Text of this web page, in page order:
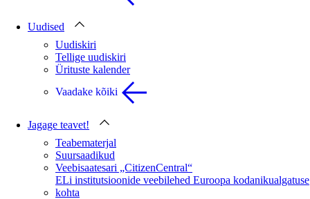
Uudised
Uudiskiri
Tellige uudiskiri
Ürituste kalender
Vaadake kõiki
Jagage teavet!
Teabematerjal
Suursaadikud
Veebisaatesari „CitizenCentral“
ELi institutsioonide veebilehed Euroopa kodanikualgatuse
kohta